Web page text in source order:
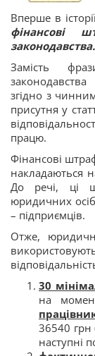
Вперше в
фінансові
законодавства.
Замість
згiдно з
присутня у
працю.
Фінансові
накладаються
До речі, ці
юридичних
– підприємців.
Отже,
30
на
36540 грн
наступні